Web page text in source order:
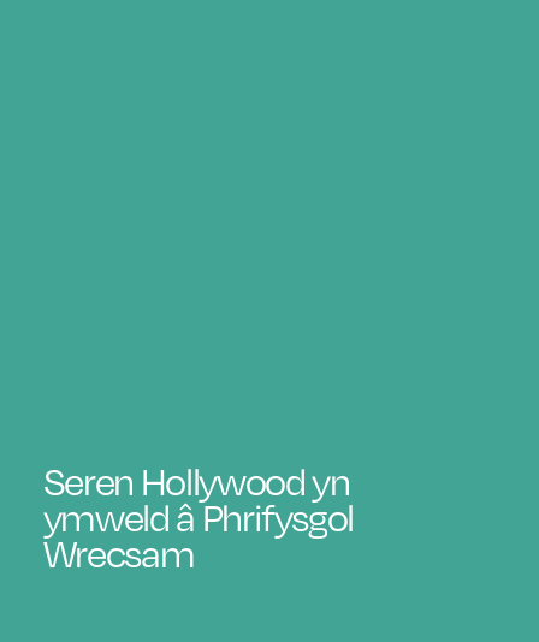
Seren Hollywood yn
ymweld â Phrifysgol
Wrecsam